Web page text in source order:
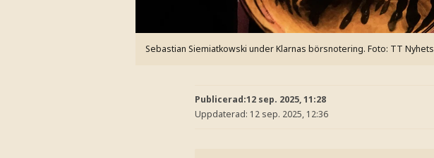
Sebastian Siemiatkowski under Klarnas börsnotering. Foto: TT
Publicerad:12 sep. 2025, 11:28
Uppdaterad: 12 sep. 2025, 12:36